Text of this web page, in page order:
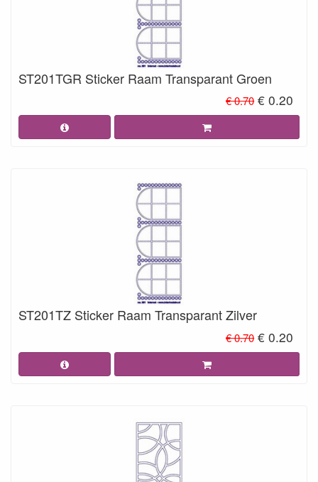
ST201TGR Sticker Raam Transparant Groen
€ 0.70 € 0.20
ST201TZ Sticker Raam Transparant Zilver
€ 0.70 € 0.20